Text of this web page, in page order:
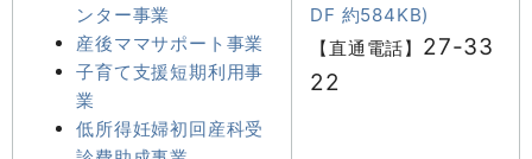
ンター事業
産後ママサポート事業
子育て支援短期利用事
業
低所得妊婦初回産科受
DF 約584KB)
【直通電話】 27-33
22